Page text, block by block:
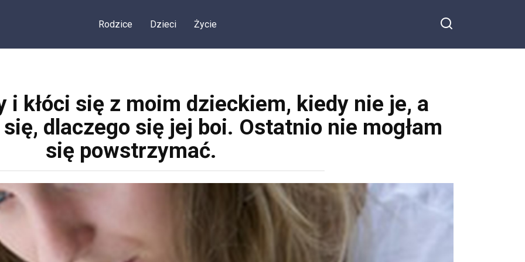
Rodzice Dzieci Życie
i kłóci się z moim dzieckiem, kiedy nie je, a
dlaczego się jej boi. Ostatnio nie mogłam
się powstrzymać.